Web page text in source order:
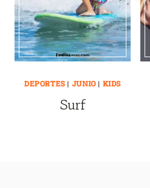
DEPORTES| JUNIO| KIDS
Surf